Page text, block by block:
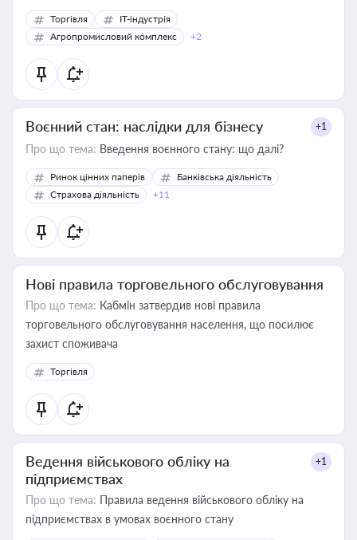
Торгівля
IT-індустрія
Агропромисловий комплекс
+2
Воєнний стан: наслідки для бізнесу +1
Про що тема: Введення воєнного стану: що далі?
Ринок цінних паперів
Банківська діяльність
Страхова діяльність
+11
Нові правила торговельного обслуговування
Про що тема: Кабмін затвердив нові правила
торговельного обслуговування населення, що посилює
захист споживача
Торгівля
Ведення військового обліку на
підприємствах
+1
Про що тема: Правила ведення військового обліку на
підприємствах в умовах воєнного стану